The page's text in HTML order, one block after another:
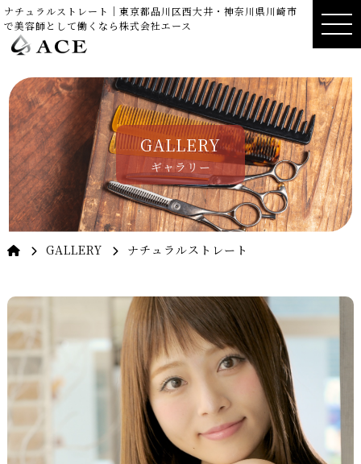
ナチュラルストレート｜東京都品川区西大井・神奈川県川崎市
で美容師として働くなら株式会社エース
GALLERY
ギャラリー
GALLERY ナチュラルストレート